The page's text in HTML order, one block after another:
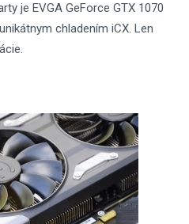
je EVGA GeForce GTX 1070
chladením iCX. Len